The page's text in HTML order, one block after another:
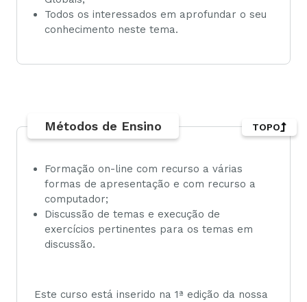
Todos os interessados em aprofundar o seu
conhecimento neste tema.
Métodos de Ensino
Formação on-line com recurso a várias
formas de apresentação e com recurso a
computador;
Discussão de temas e execução de
exercícios pertinentes para os temas em
discussão.
Este curso está inserido na 1ª edição da nossa
TOPO